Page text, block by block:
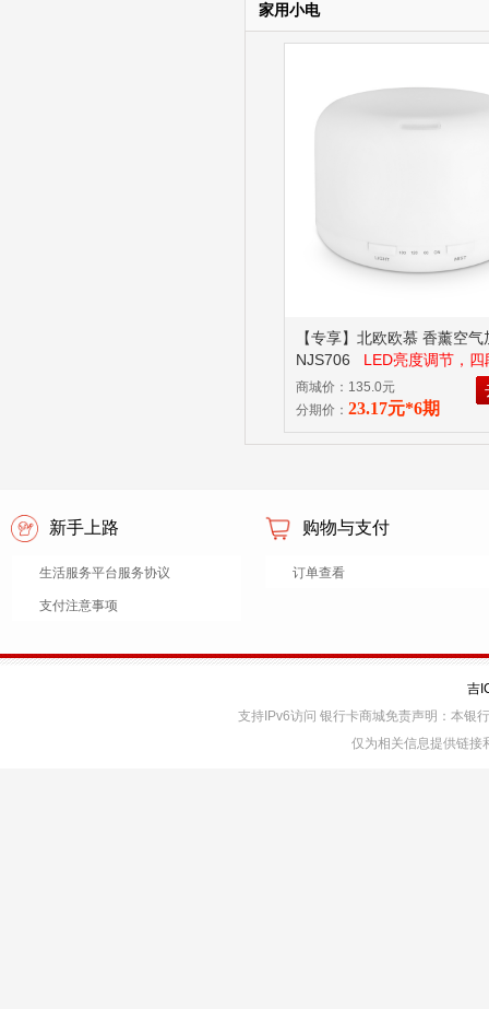
家用小电
【专享】北欧欧慕 香薰空气
NJS706
LED亮度调节，
定
商城价：135.0元
分期价： 23.17元*6期
新手上路
生活服务平台服务协议
支付注意事项
购物与支付
订单查看
吉
支持IPv6访问 银行卡商城免责声明：本银
仅为相关信息提供链接